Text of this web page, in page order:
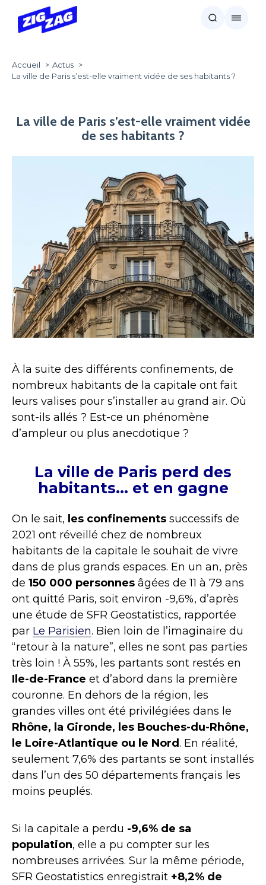
Accueil
Actus
La ville de Paris s’est-elle vraiment vidée de ses habitants ?
La ville de Paris s’est-elle vraiment vidée
de ses habitants ?
À la suite des différents confinements, de
nombreux habitants de la capitale ont fait
leurs valises pour s’installer au grand air. Où
sont-ils allés ? Est-ce un phénomène
d’ampleur ou plus anecdotique ?
La ville de Paris perd des
habitants… et en gagne
On le sait, les confinements successifs de
2021 ont réveillé chez de nombreux
habitants de la capitale le souhait de vivre
dans de plus grands espaces. En un an, près
de 150 000 personnes âgées de 11 à 79 ans
ont quitté Paris, soit environ -9,6%, d’après
une étude de SFR Geostatistics, rapportée
par Le Parisien. Bien loin de l’imaginaire du
“retour à la nature”, elles ne sont pas parties
très loin ! À 55%, les partants sont restés en
Ile-de-France et d’abord dans la première
couronne. En dehors de la région, les
grandes villes ont été privilégiées dans le
Rhône, la Gironde, les Bouches-du-Rhône,
le Loire-Atlantique ou le Nord. En réalité,
seulement 7,6% des partants se sont installés
dans l’un des 50 départements français les
moins peuplés.
Si la capitale a perdu -9,6% de sa
population, elle a pu compter sur les
nombreuses arrivées. Sur la même période,
SFR Geostatistics enregistrait +8,2% de